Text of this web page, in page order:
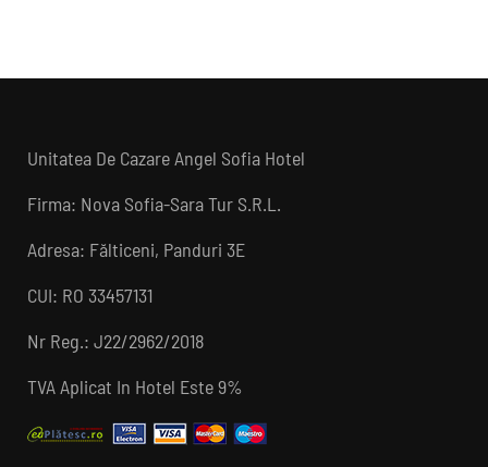
Unitatea De Cazare Angel Sofia Hotel
Firma: Nova Sofia-Sara Tur S.R.L.
Adresa: Fălticeni, Panduri 3E
CUI: RO 33457131
Nr Reg.: J22/2962/2018
TVA Aplicat In Hotel Este 9%